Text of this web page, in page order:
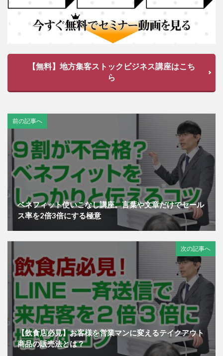
【無料】地方集客ストックビジネス講座はこち
ら
前の記事へ
ベネフィット使いこなし講座。言葉や文章だけでセール
ス率を2倍3倍にする極意
次の記事へ
【飲食店必見】お客様を営業マンに変えるテイクアウト
商品の販売法とは？